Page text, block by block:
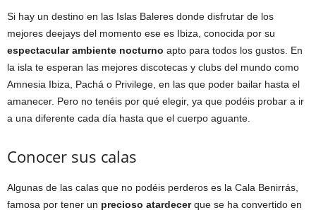
Si hay un destino en las Islas Baleres donde disfrutar de los
mejores deejays del momento ese es Ibiza, conocida por su
espectacular ambiente nocturno apto para todos los gustos. En
la isla te esperan las mejores discotecas y clubs del mundo como
Amnesia Ibiza, Pachá o Privilege, en las que poder bailar hasta el
amanecer. Pero no tenéis por qué elegir, ya que podéis probar a ir
a una diferente cada día hasta que el cuerpo aguante.
Conocer sus calas
Algunas de las calas que no podéis perderos es la Cala Benirrás,
famosa por tener un precioso atardecerque se ha convertido en